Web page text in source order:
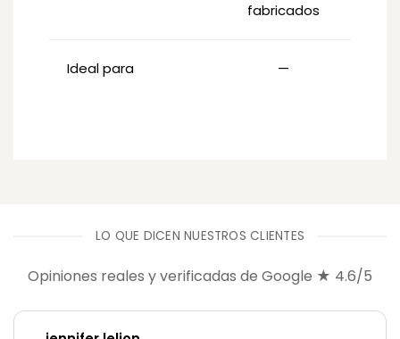
fabricados
Ideal para —
LO QUE DICEN NUESTROS CLIENTES
Opiniones reales y verificadas de Google ★ 4.6/5